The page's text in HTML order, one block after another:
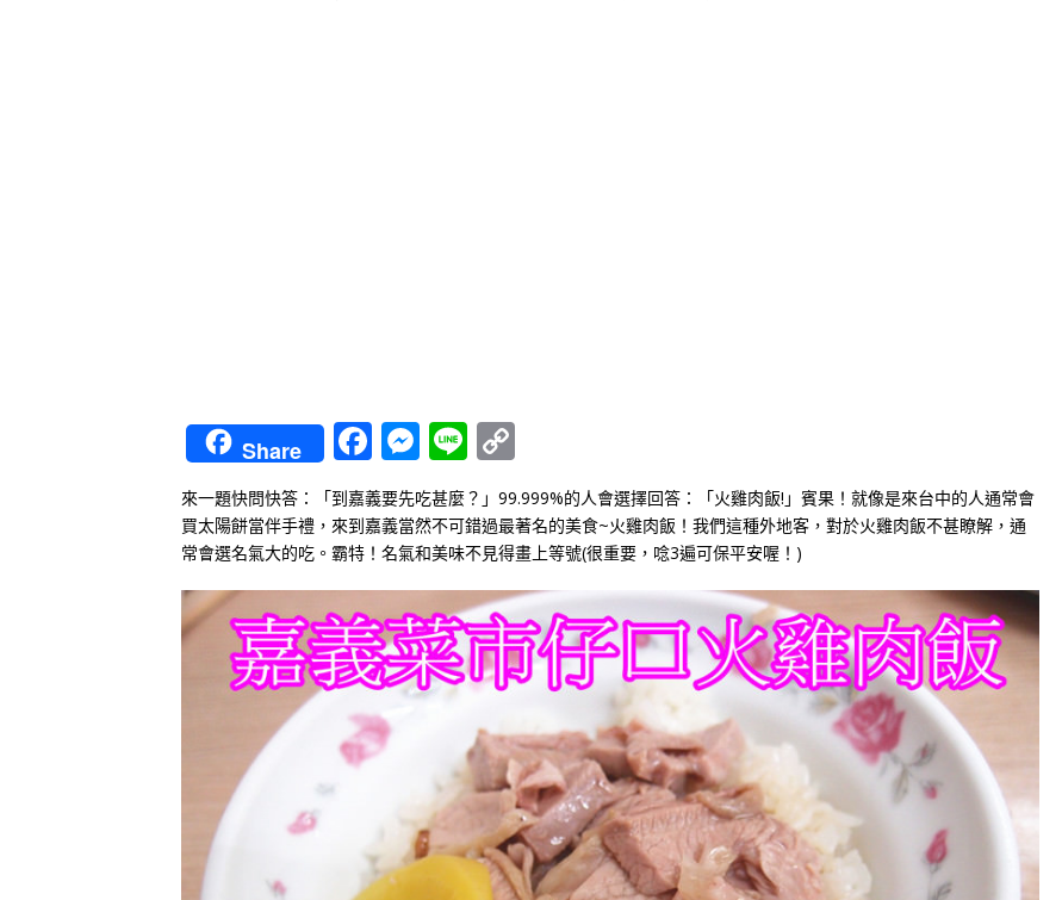
Share Facebook
Messenger
Line
Link
來一題快問快答：「到嘉義要先吃甚麼？」 99.999%的人會選擇回答：「火雞肉飯!」 賓果！就像是來台中的人通常會
買太陽餅當伴手禮， 來到嘉義當然不可錯過最著名的美食~火雞肉飯！ 我們這種外地客，對於火雞肉飯不甚瞭解，通
常會選名氣大的吃。 霸特！名氣和美味不見得畫上等號(很重要，唸3遍可保平安喔！)